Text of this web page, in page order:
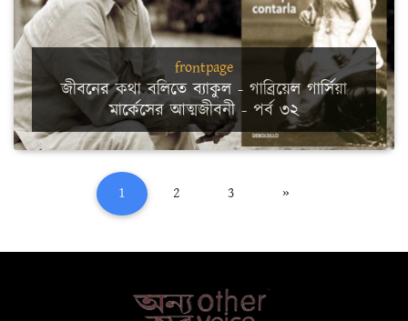
frontpage
জীবনের কথা বলিতে ব্যাকুল - গাব্রিয়েল গার্সিয়া
মার্কেসের আত্মজীবনী - পর্ব ৩২
1 (current)2 3 »